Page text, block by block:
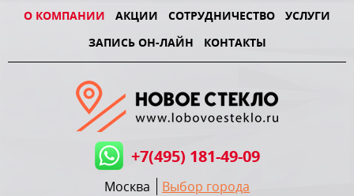
О КОМПАНИИ АКЦИИ СОТРУДНИЧЕСТВО
УСЛУГИ
ЗАПИСЬ ОН-ЛАЙН
КОНТАКТЫ
+7(495) 181-49-09
Москва Выбор города